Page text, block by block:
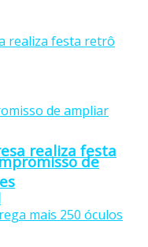
realiza festa
de